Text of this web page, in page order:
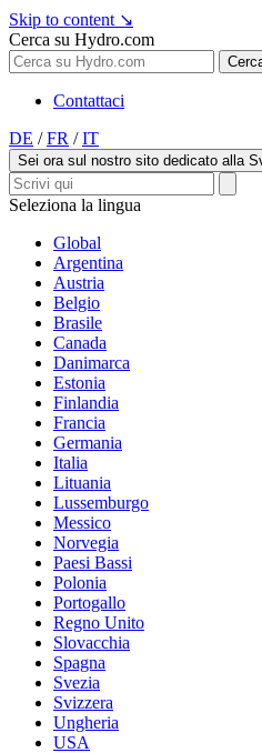
Skip to content ↘
Cerca su Hydro.com
Contattaci
DE / FR / IT
Sei ora sul nostro sito dedicato alla
Seleziona la lingua
Global
Argentina
Austria
Belgio
Brasile
Canada
Danimarca
Estonia
Finlandia
Francia
Germania
Italia
Lituania
Lussemburgo
Messico
Norvegia
Paesi Bassi
Polonia
Portogallo
Regno Unito
Slovacchia
Spagna
Svezia
Svizzera
Ungheria
USA